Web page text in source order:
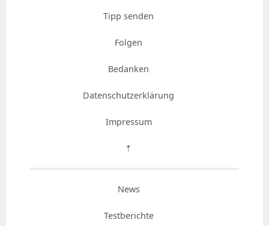
Tipp senden
Folgen
Bedanken
Datenschutzerklärung
Impressum
⇡
News
Testberichte